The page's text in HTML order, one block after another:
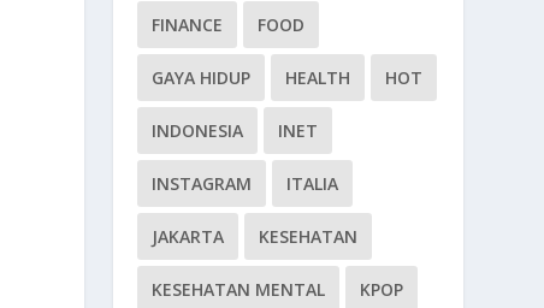
FINANCE FOOD
GAYA HIDUP HEALTH HOT
INDONESIA INET
INSTAGRAM ITALIA
JAKARTA KESEHATAN
KESEHATAN MENTAL KPOP